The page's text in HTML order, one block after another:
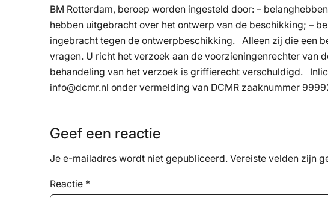
BM Rotterdam, beroep worden ingesteld door: –
hebben uitgebracht over het ontwerp van de beschikking; –
ingebracht tegen de ontwerpbeschikking. Alleen zij die een
vragen. U richt het verzoek aan de voorzieningenrechter van
behandeling van het verzoek is griffierecht verschuldigd.
info@dcmr.nl onder vermelding van DCMR zaaknummer
Geef een reactie
Je e-mailadres wordt niet gepubliceerd. Vereiste velden zijn
Reactie *